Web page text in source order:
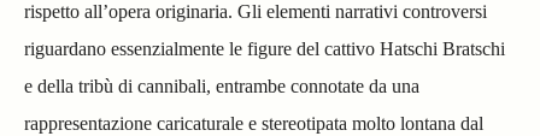
rispetto all’opera originaria. Gli elementi narrativi controversi
riguardano essenzialmente le figure del cattivo Hatschi Bratschi
e della tribù di cannibali, entrambe connotate da una
rappresentazione caricaturale e stereotipata molto lontana dal